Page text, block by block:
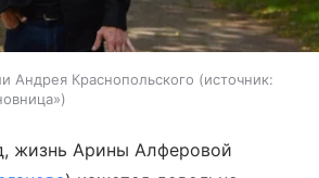
Андрея Краснопольского
источник:
жизнь Арины Алферовой